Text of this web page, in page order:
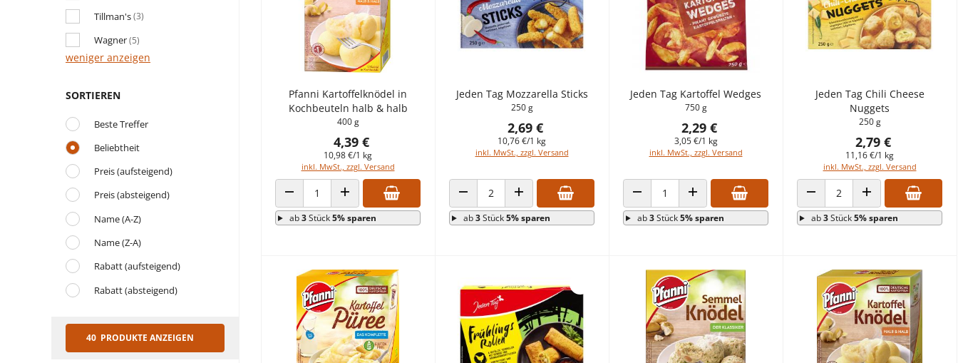
Tillman's(3)
Wagner(5)
weniger anzeigen
SORTIEREN
Beste Treffer
Beliebtheit
Preis (aufsteigend)
Preis (absteigend)
Name (A-Z)
Name (Z-A)
Rabatt (aufsteigend)
Rabatt (absteigend)
40 PRODUKTE ANZEIGEN
Pfanni Kartoffelknödel in
Kochbeuteln halb & halb
400 g
4,39 €
10,98 €/1 kg
inkl. MwSt., zzgl. Versand
ANZAHL VERRINGERNANZAHL ERHÖHEN
ab3Stück5% sparen
Jeden Tag Mozzarella Sticks
250 g
2,69 €
10,76 €/1 kg
inkl. MwSt., zzgl. Versand
ANZAHL VERRINGERNANZAHL ERHÖHEN
ab3Stück5% sparen
Jeden Tag Kartoffel Wedges
750 g
2,29 €
3,05 €/1 kg
inkl. MwSt., zzgl. Versand
ANZAHL VERRINGERNANZAHL ERHÖHEN
ab3Stück5% sparen
Jeden Tag Chili Cheese
Nuggets
250 g
2,79 €
11,16 €/1 kg
inkl. MwSt., zzgl. Versand
ANZAHL VERRINGERNANZAHL ERHÖHEN
ab3Stück5% sparen